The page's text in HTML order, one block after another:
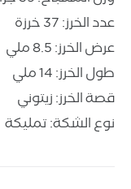
عدد الخرز: 37 خرزة
عرض الخرز: 8.5 ملي
طول الخرز: 14 ملي
قصة الخرز: زيتوني
نوع الشكة: تمليكة